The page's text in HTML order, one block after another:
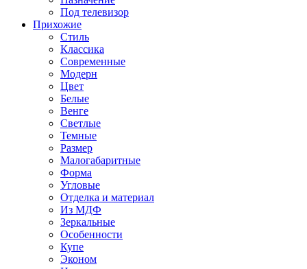
Под телевизор
Прихожие
Стиль
Классика
Современные
Модерн
Цвет
Белые
Венге
Светлые
Темные
Размер
Малогабаритные
Форма
Угловые
Отделка и материал
Из МДФ
Зеркальные
Особенности
Купе
Эконом